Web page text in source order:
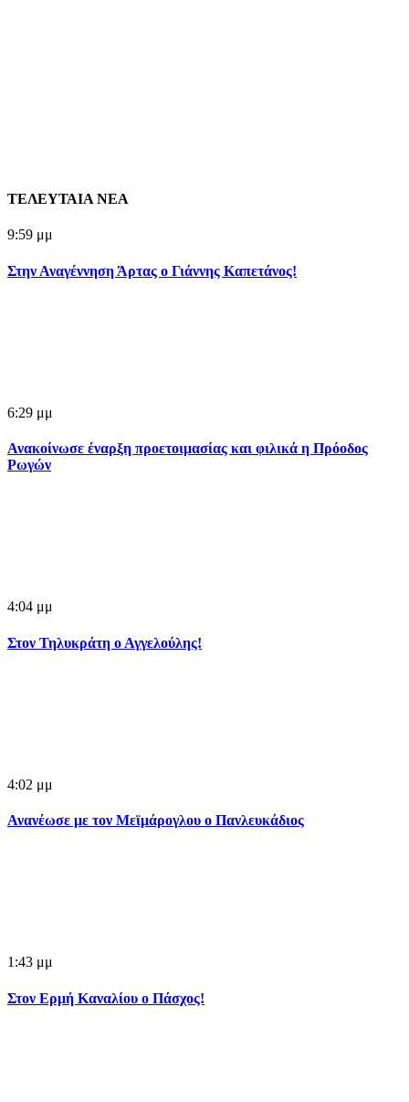
ΤΕΛΕΥΤΑΙΑ ΝΕΑ
9:59 μμ
Στην Αναγέννηση Άρτας ο Γιάννης Καπετάνος!
6:29 μμ
Ανακοίνωσε έναρξη προετοιμασίας και φιλικά η Πρόοδος
Ρωγών
4:04 μμ
Στον Τηλυκράτη ο Αγγελούλης!
4:02 μμ
Ανανέωσε με τον Μεϊμάρογλου ο Πανλευκάδιος
1:43 μμ
Στον Ερμή Καναλίου ο Πάσχος!